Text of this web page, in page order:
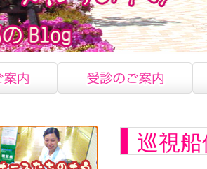
巡視